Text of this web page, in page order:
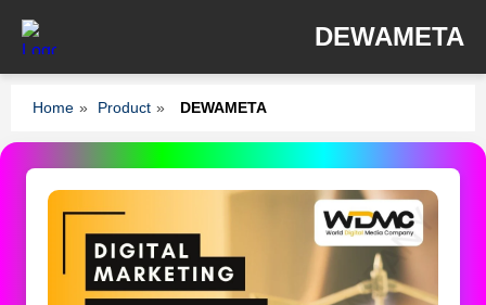
DEWAMETA
Home » Product » DEWAMETA